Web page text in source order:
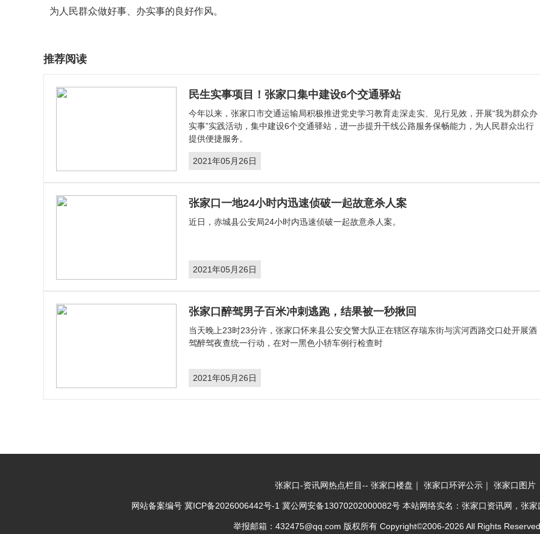
为人民群众做好事、办实事的良好作风。
推荐阅读
民生实事项目！张家口集中建设6个交通驿站
今年以来，张家口市交通运输局积极推进党史学习教育走深走实、见行见效，开展“我为群众办
实事”实践活动，集中建设6个交通驿站，进一步提升干线公路服务保畅能力，为人民群众出行
提供便捷服务。
2021年05月26日
张家口一地24小时内迅速侦破一起故意杀人案
​近日，赤城县公安局24小时内迅速侦破一起故意杀人案。
2021年05月26日
张家口醉驾男子百米冲刺逃跑，结果被一秒揪回
当天晚上23时23分许，张家口怀来县公安交警大队正在辖区存瑞东街与滨河西路交口处开展酒
驾醉驾夜查统一行动，在对一黑色小轿车例行检查时
2021年05月26日
张家口-资讯网热点栏目-- 张家口楼盘 ｜ 张家口环评公示｜ 张家口图片
网站备案编号 冀ICP备2026006442号-1 冀公网安备13070202000082号 本站网络实名：张家口资讯网，张
举报邮箱：432475@qq.com 版权所有 Copyright©2006-2026 All Rights